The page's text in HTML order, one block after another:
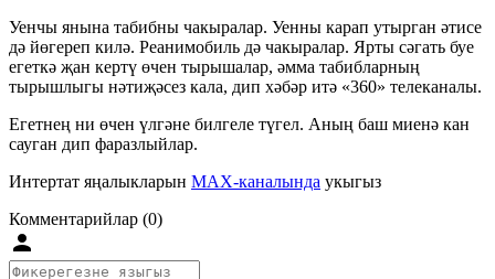
Уенчы янына табибны чакыралар. Уенны карап утырган әтисе
дә йөгереп килә. Реанимобиль дә чакыралар. Ярты сәгать буе
егеткә җан кертү өчен тырышалар, әмма табибларның
тырышлыгы нәтиҗәсез кала, дип хәбәр итә «360» телеканалы.
Егетнең ни өчен үлгәне билгеле түгел. Аның баш миенә кан
сауган дип фаразлыйлар.
Интертат яңалыкларын MAX-каналында укыгыз
Комментарийлар (0)